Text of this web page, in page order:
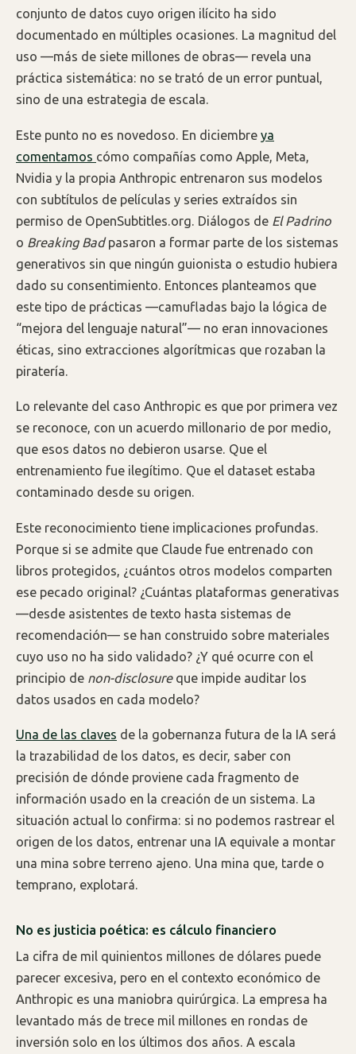
conjunto de datos cuyo origen ilícito ha sido
documentado en múltiples ocasiones. La magnitud del
uso —más de siete millones de obras— revela una
práctica sistemática: no se trató de un error puntual,
sino de una estrategia de escala.
Este punto no es novedoso. En diciembre ya
comentamos cómo compañías como Apple, Meta,
Nvidia y la propia Anthropic entrenaron sus modelos
con subtítulos de películas y series extraídos sin
permiso de OpenSubtitles.org. Diálogos de El Padrino
o Breaking Badpasaron a formar parte de los sistemas
generativos sin que ningún guionista o estudio hubiera
dado su consentimiento. Entonces planteamos que
este tipo de prácticas —camufladas bajo la lógica de
“mejora del lenguaje natural”— no eran innovaciones
éticas, sino extracciones algorítmicas que rozaban la
piratería.
Lo relevante del caso Anthropic es que por primera vez
se reconoce, con un acuerdo millonario de por medio,
que esos datos no debieron usarse. Que el
entrenamiento fue ilegítimo. Que el dataset estaba
contaminado desde su origen.
Este reconocimiento tiene implicaciones profundas.
Porque si se admite que Claude fue entrenado con
libros protegidos, ¿cuántos otros modelos comparten
ese pecado original? ¿Cuántas plataformas generativas
—desde asistentes de texto hasta sistemas de
recomendación— se han construido sobre materiales
cuyo uso no ha sido validado? ¿Y qué ocurre con el
principio de non-disclosureque impide auditar los
datos usados en cada modelo?
Una de las claves de la gobernanza futura de la IA será
la trazabilidad de los datos, es decir, saber con
precisión de dónde proviene cada fragmento de
información usado en la creación de un sistema. La
situación actual lo confirma: si no podemos rastrear el
origen de los datos, entrenar una IA equivale a montar
una mina sobre terreno ajeno. Una mina que, tarde o
temprano, explotará.
No es justicia poética: es cálculo financiero
La cifra de mil quinientos millones de dólares puede
parecer excesiva, pero en el contexto económico de
Anthropic es una maniobra quirúrgica. La empresa ha
levantado más de trece mil millones en rondas de
inversión solo en los últimos dos años. A escala